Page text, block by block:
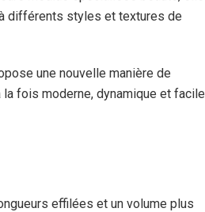
différents styles et textures de
une nouvelle manière de
fois moderne, dynamique et facile
effilées et un volume plus